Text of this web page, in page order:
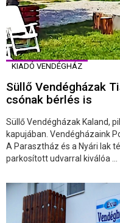
KIADÓ VENDÉGHÁZ
Süllő Vendégházak
csónak bérlés is
Süllő Vendégházak Kaland,
kapujában. Vendégházaink
A Parasztház és a Nyári lak
parkosított udvarral kiválóa ...